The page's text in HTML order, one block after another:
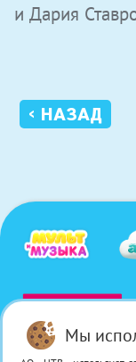
и Дария
‹ НАЗАД
Мы